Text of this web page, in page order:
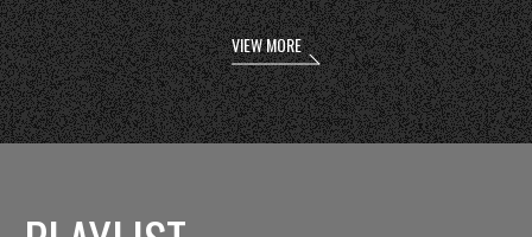
VIEW MORE